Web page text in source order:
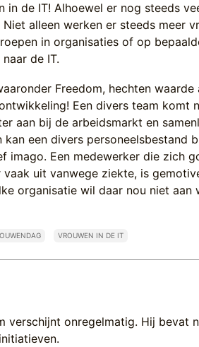
in de IT! Alhoewel er nog steeds
alleen werken er steeds meer
in organisaties of op
de IT.
Freedom, hechten
Een divers team komt
aan bij de arbeidsmarkt en
kan een divers personeelsbestand
imago. Een medewerker die zich
uit vanwege ziekte, is
organisatie wil daar nou niet aan
VROUWEN IN DE IT
verschijnt onregelmatig. Hij bevat